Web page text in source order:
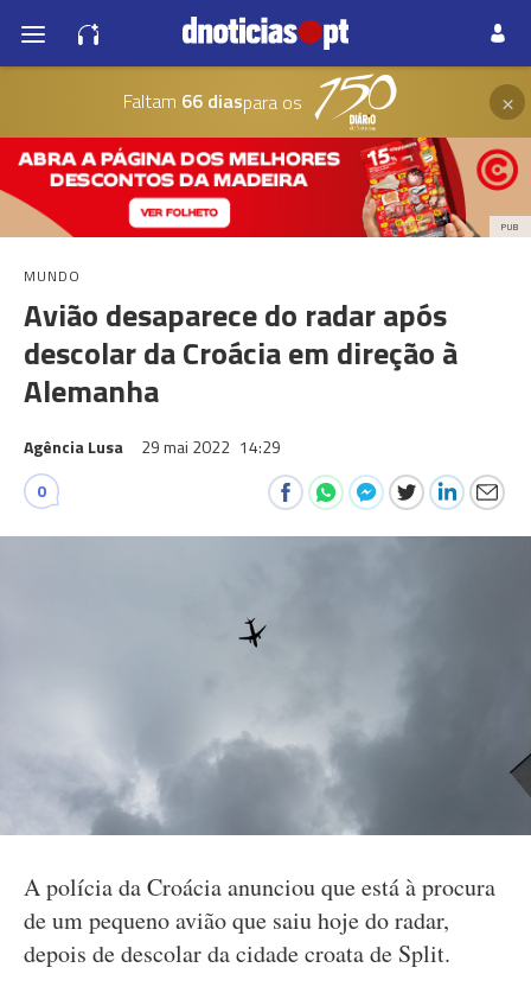
Faltam 66 diaspara os ×
PUB
MUNDO
Avião desaparece do radar após
descolar da Croácia em direção à
Alemanha
Agência Lusa 29 mai 2022 14:29
0
A polícia da Croácia anunciou que está à procura
de um pequeno avião que saiu hoje do radar,
depois de descolar da cidade croata de Split.